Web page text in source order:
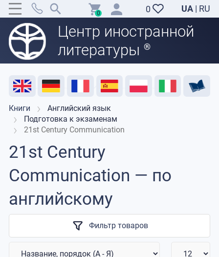
0 UA | RU
Центр иностранной
литературы ®
0
Акция Распродажа Отзывы Поддержка преподавателей
Книги
Английский язык
Подготовка к экзаменам
21st Century Communication
21st Century
Communication — по
английскому
Фильтр товаров